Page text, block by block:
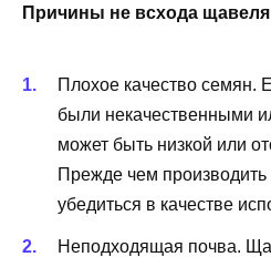
Причины не всхода
Плохое качество семян.
были некачественными
может быть низкой или
Прежде чем
убедиться в качестве
Неподходящая почва.